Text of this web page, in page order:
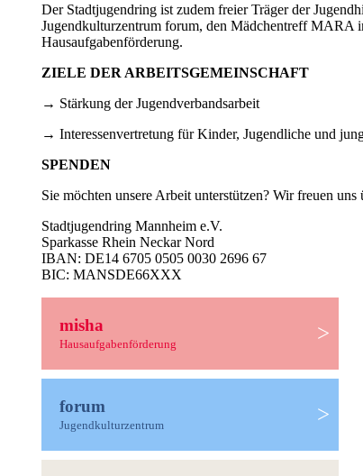
Der Stadtjugendring ist zudem freier Träger der
Jugendkulturzentrum forum, den Mädchentreff MARA
Hausaufgabenförderung.
ZIELE DER ARBEITSGEMEINSCHAFT
→ Stärkung der Jugendverbandsarbeit
→ Interessenvertretung für Kinder, Jugendliche und
SPENDEN
Sie möchten unsere Arbeit unterstützen? Wir freuen
Stadtjugendring Mannheim e.V.
Sparkasse Rhein Neckar Nord
IBAN: DE14 6705 0505 0030 2696 67
BIC: MANSDE66XXX
misha
Hausaufgabenförderung >
forum
Jugendkulturzentrum >